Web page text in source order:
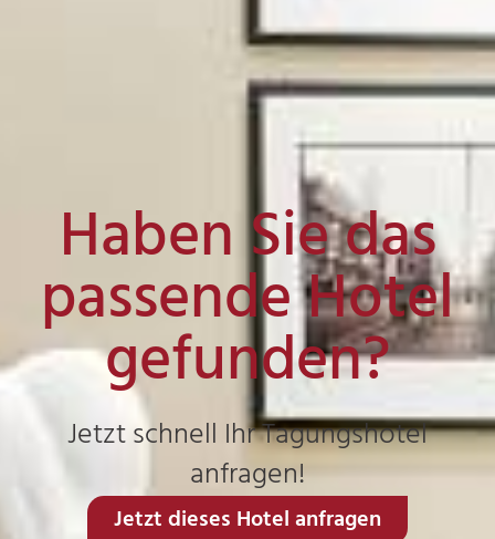
Haben Sie das
passende Hotel
gefunden?
Jetzt schnell Ihr Tagungshotel
anfragen!
Jetzt dieses Hotel anfragen